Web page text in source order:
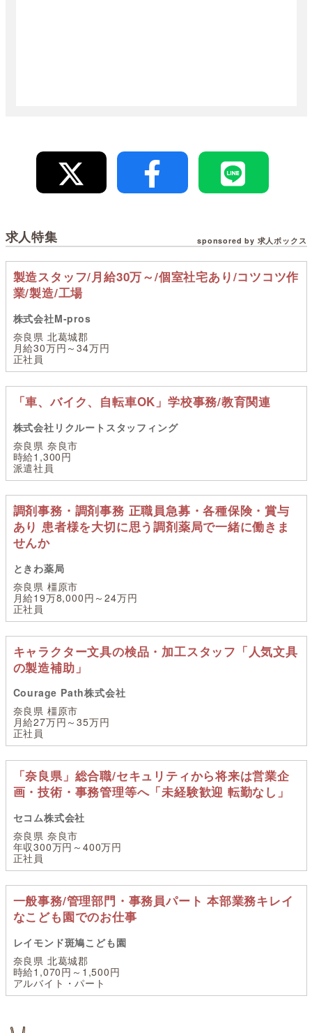
求人特集 sponsored by 求人ボックス
製造スタッフ/月給30万～/個室社宅あり/コツコツ作
業/製造/工場
株式会社M-pros
奈良県 北葛城郡
月給30万円～34万円
正社員
「車、バイク、自転車OK」学校事務/教育関連
株式会社リクルートスタッフィング
奈良県 奈良市
時給1,300円
派遣社員
調剤事務・調剤事務 正職員急募・各種保険・賞与
あり 患者様を大切に思う調剤薬局で一緒に働きま
せんか
ときわ薬局
奈良県 橿原市
月給19万8,000円～24万円
正社員
キャラクター文具の検品・加工スタッフ「人気文具
の製造補助」
Courage Path株式会社
奈良県 橿原市
月給27万円～35万円
正社員
「奈良県」総合職/セキュリティから将来は営業企
画・技術・事務管理等へ「未経験歓迎 転勤なし」
セコム株式会社
奈良県 奈良市
年収300万円～400万円
正社員
一般事務/管理部門・事務員パート 本部業務キレイ
なこども園でのお仕事
レイモンド斑鳩こども園
奈良県 北葛城郡
時給1,070円～1,500円
アルバイト・パート